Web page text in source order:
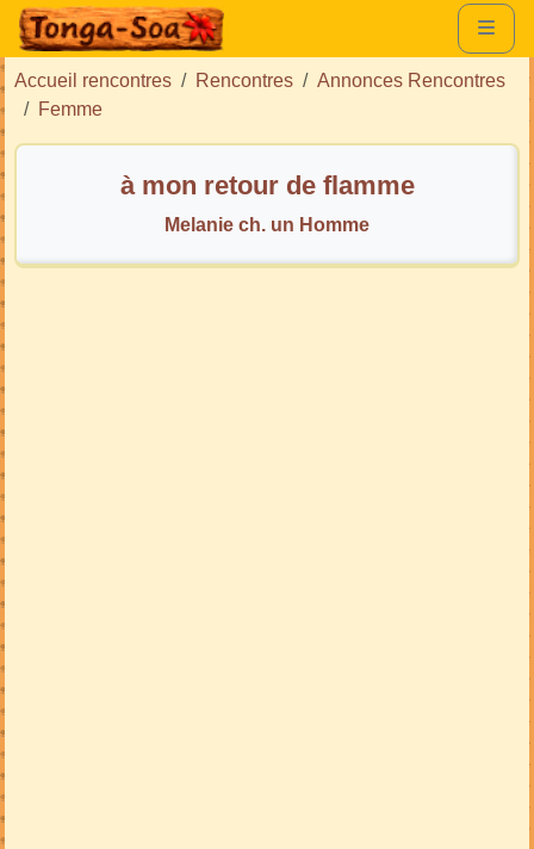
Accueil rencontres Rencontres
Annonces Rencontres
Femme
à mon retour de flamme
Melanie ch. un Homme